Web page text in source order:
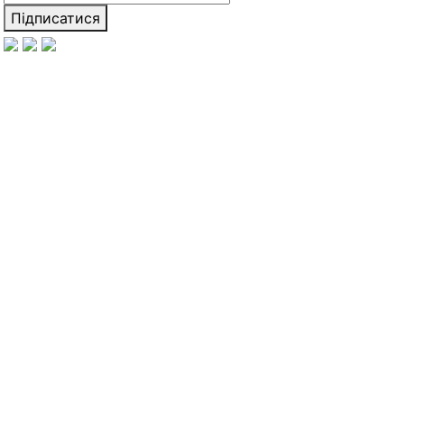
Підписатися